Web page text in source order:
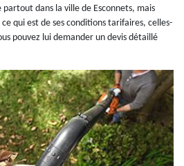
partout dans la ville de Esconnets, mais
qui est de ses conditions tarifaires, celles-
pouvez lui demander un devis détaillé